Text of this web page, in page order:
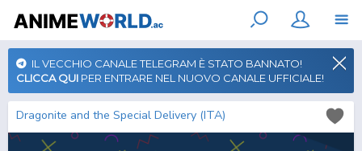
IL VECCHIO CANALE TELEGRAM È STATO BANNATO!
CLICCA QUI PER ENTRARE NEL NUOVO CANALE UFFICIALE!
Dragonite and the Special Delivery (ITA)